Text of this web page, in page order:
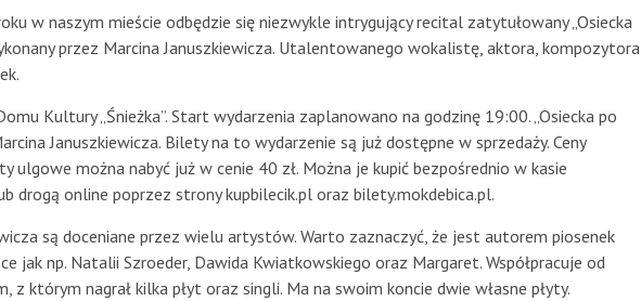
w naszym mieście odbędzie się niezwykle intrygujący recital zatytułowany „Osiecka
przez Marcina Januszkiewicza. Utalentowanego wokalistę, aktora, kompozytora
Kultury „Śnieżka”. Start wydarzenia zaplanowano na godzinę 19:00. „Osiecka po
Januszkiewicza. Bilety na to wydarzenie są już dostępne w sprzedaży. Ceny
ulgowe można nabyć już w cenie 40 zł. Można je kupić bezpośrednio w kasie
drogą online poprzez strony kupbilecik.pl oraz bilety.mokdebica.pl.
są doceniane przez wielu artystów. Warto zaznaczyć, że jest autorem piosenek
jak np. Natalii Szroeder, Dawida Kwiatkowskiego oraz Margaret. Współpracuje od
którym nagrał kilka płyt oraz singli. Ma na swoim koncie dwie własne płyty.